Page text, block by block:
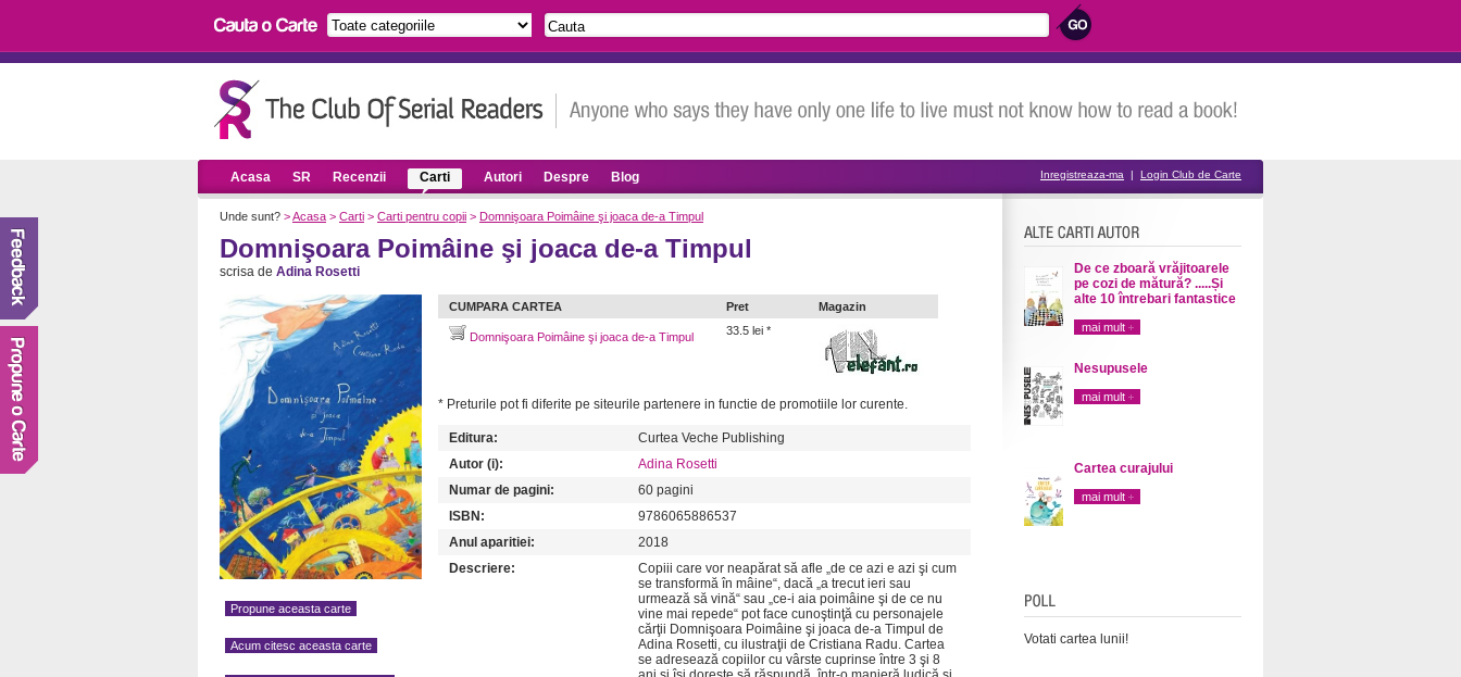
Acasa SR Recenzii Carti Autori Despre Blog Inregistreaza-ma | Login Club de Carte
Unde sunt? >Acasa > Carti > Carti pentru copii > Domnişoara Poimâine şi joaca de-a Timpul
Domnişoara Poimâine şi joaca de-a Timpul
scrisa de Adina Rosetti
Propune aceasta carte
Acum citesc aceasta carte
CUMPARA CARTEA Pret Magazin
Domnişoara Poimâine şi joaca de-a Timpul 33.5 lei *
* Preturile pot fi diferite pe siteurile partenere in functie de promotiile lor curente.
Editura:
Curtea Veche Publishing
Autor (i):
Adina Rosetti
Numar de pagini:
60 pagini
ISBN:
9786065886537
Anul aparitiei:
2018
Descriere:
Copiii care vor neapărat să afle „de ce azi e azi şi cum
se transformă în mâine“, dacă „a trecut ieri sau
urmează să vină“ sau „ce-i aia poimâine şi de ce nu
vine mai repede“ pot face cunoştinţă cu personajele
cărţii Domnişoara Poimâine şi joaca de-a Timpul de
Adina Rosetti, cu ilustraţii de Cristiana Radu. Cartea
se adresează copiilor cu vârste cuprinse între 3 şi 8
De ce zboară vrăjitoarele
pe cozi de mătură? .....Și
alte 10 întrebari fantastice
mai mult
Nesupusele
mai mult
Cartea curajului
mai mult
Votati cartea lunii!